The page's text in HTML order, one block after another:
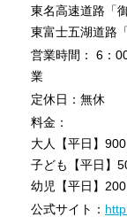
東名高速道路「
東富士五湖道路
営業時間： 6：
業
定休日：無休
料金：
大人【平日】
子ども【平日】
幼児【平日】
公式サイト：